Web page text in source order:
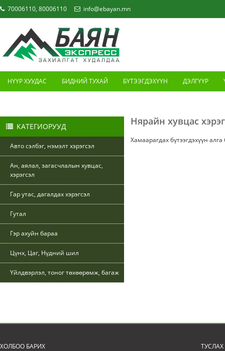
70006110, 80006110 info@ebayan.mn
НҮҮР ХУУДАС БИДНИЙ ТУХАЙ БҮТЭЭГДЭХҮҮН ДЭЛГҮҮР
КАТЕГИОРУУД
Авто сэлбэг, нэмэлт хэрэгсэл
Ан, аялал, загасчлалын хувцас,
хэрэгсэл
Гар утас, дагалдах хэрэгсэл
Гутал
Гэр ахуйн бараа
Цүнх, Цаг, Нүдний шил
Үйлдвэрлэл, тоног төхөөрөмж, багаж
Нярайн хувцас
Хамаарагдах бүтээгдэхүүн
ХОЛБОО БАРИХ